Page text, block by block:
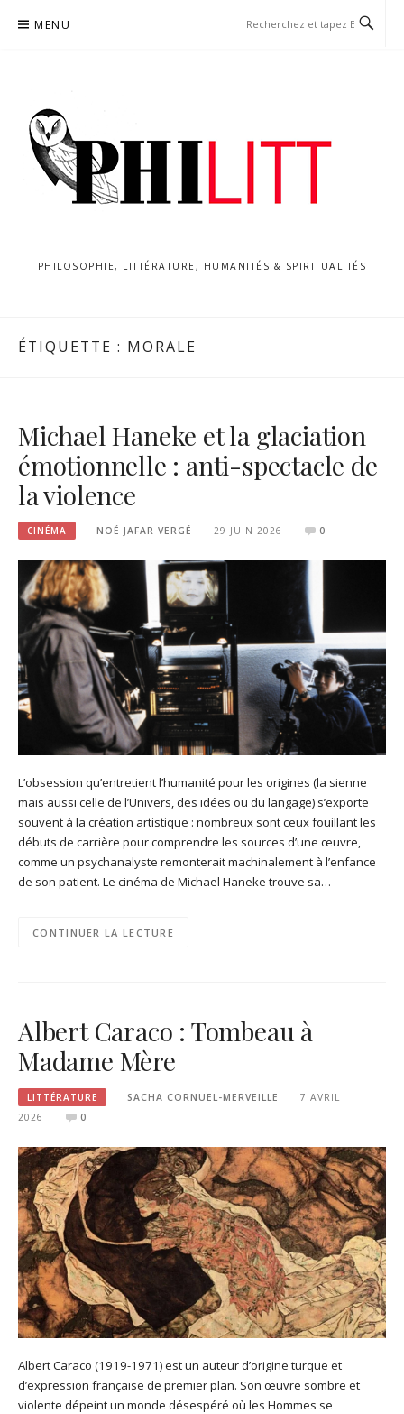
MENU
PHILOSOPHIE, LITTÉRATURE, HUMANITÉS & SPIRITUALITÉS
ÉTIQUETTE : MORALE
Michael Haneke et la glaciation
émotionnelle : anti-spectacle de
la violence
CINÉMA NOÉ JAFAR VERGÉ 29 JUIN 2026 0
L’obsession qu’entretient l’humanité pour les origines (la sienne
mais aussi celle de l’Univers, des idées ou du langage) s’exporte
souvent à la création artistique : nombreux sont ceux fouillant les
débuts de carrière pour comprendre les sources d’une œuvre,
comme un psychanalyste remonterait machinalement à l’enfance
de son patient. Le cinéma de Michael Haneke trouve sa…
CONTINUER LA LECTURE
Albert Caraco : Tombeau à
Madame Mère
LITTÉRATURE SACHA CORNUEL-MERVEILLE
7 AVRIL
2026
0
Albert Caraco (1919-1971) est un auteur d’origine turque et
d’expression française de premier plan. Son œuvre sombre et
violente dépeint un monde désespéré où les Hommes se